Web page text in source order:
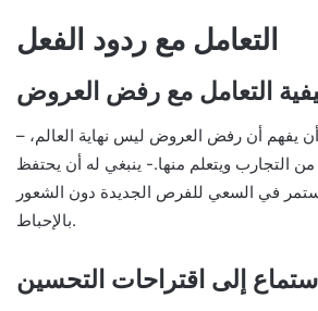
التعامل مع ردود الفعل
التعامل مع رفض العروض
– يجب على الشخص أن يفهم أن رفض العروض ليس نهاية العالم،
التجارب ويتعلم منها.- ينبغي له أن يحتفظ
في السعي للفرص الجديدة دون الشعور
بالإحباط.
إلى اقتراحات التحسين